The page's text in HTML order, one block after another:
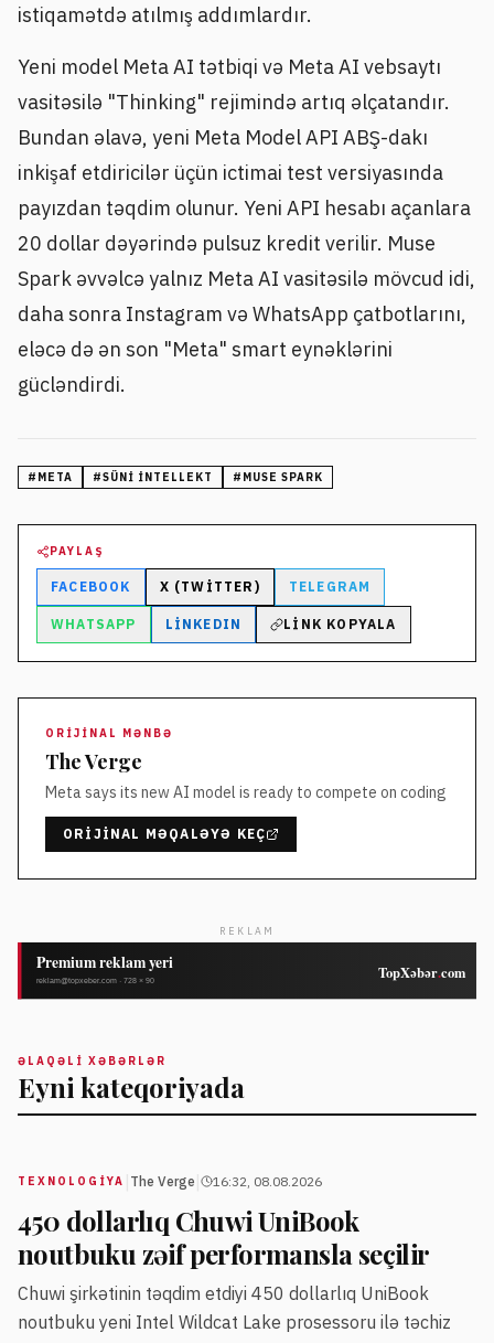
istiqamətdə atılmış addımlardır.
Yeni model Meta AI tətbiqi və Meta AI vebsaytı
vasitəsilə "Thinking" rejimində artıq əlçatandır.
Bundan əlavə, yeni Meta Model API ABŞ-dakı
inkişaf etdiricilər üçün ictimai test versiyasında
payızdan təqdim olunur. Yeni API hesabı açanlara
20 dollar dəyərində pulsuz kredit verilir. Muse
Spark əvvəlcə yalnız Meta AI vasitəsilə mövcud idi,
daha sonra Instagram və WhatsApp çatbotlarını,
eləcə də ən son "Meta" smart eynəklərini
gücləndirdi.
# META #SÜNI INTELLEKT # MUSE SPARK
PAYLAŞ
FACEBOOK X (TWITTER) TELEGRAM
WHATSAPP LINKEDIN LINK KOPYALA
ORIJINAL MƏNBƏ
The Verge
Meta says its new AI model is ready to compete on coding
ORIJINAL MƏQALƏYƏ KEÇ
REKLAM
ƏLAQƏLI XƏBƏRLƏR
Eyni kateqoriyada
TEXNOLOGIYA The Verge 16:32, 08.08.2026
450 dollarlıq Chuwi UniBook
noutbuku zəif performansla seçilir
Chuwi şirkətinin təqdim etdiyi 450 dollarlıq UniBook
noutbuku yeni Intel Wildcat Lake prosessoru ilə təchiz